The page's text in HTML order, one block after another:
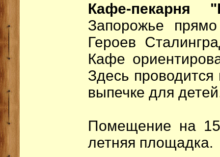
Кафе-пекарня
Запорожье
Героев
Кафе
Здесь
выпечке для
Помещение на
летняя площадка.